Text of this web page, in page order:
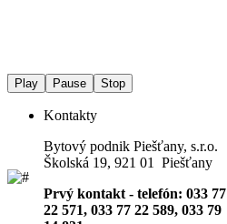
Play Pause Stop
Kontakty
Bytový podnik Piešťany, s.r.o.
Školská 19, 921 01 Piešťany
Prvý kontakt - telefón: 033 77
22 571, 033 77 22 589, 033 79